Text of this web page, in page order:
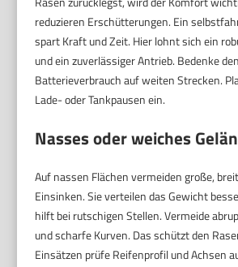
reduzieren Erschütterungen. Ein
spart Kraft und Zeit. Hier lohnt sich ein
und ein zuverlässiger Antrieb. Bedenke
Batterieverbrauch auf weiten Strecken.
Lade- oder Tankpausen ein.
Nasses oder weiches
Auf nassen Flächen vermeiden große,
Einsinken. Sie verteilen das Gewicht
hilft bei rutschigen Stellen. Vermeide
und scharfe Kurven. Das schützt den
Einsätzen prüfe Reifenprofil und Achsen